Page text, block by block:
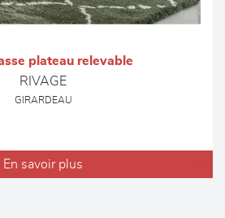
plateau relevable
RIVAGE
GIRARDEAU
En savoir plus